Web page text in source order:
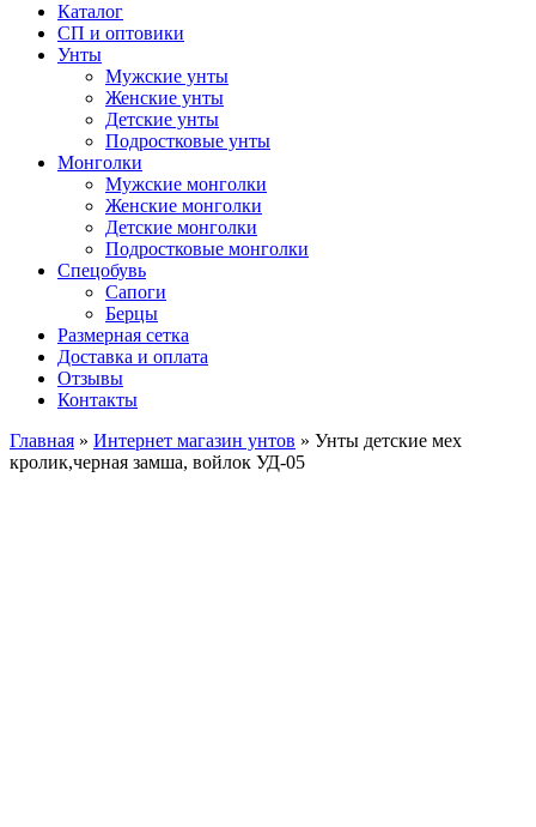
Каталог
СП и оптовики
Унты
Мужские унты
Женские унты
Детские унты
Подростковые унты
Монголки
Мужские монголки
Женские монголки
Детские монголки
Подростковые монголки
Спецобувь
Сапоги
Берцы
Размерная сетка
Доставка и оплата
Отзывы
Контакты
Главная » Интернет магазин унтов » Унты детские мех
кролик,черная замша, войлок УД-05